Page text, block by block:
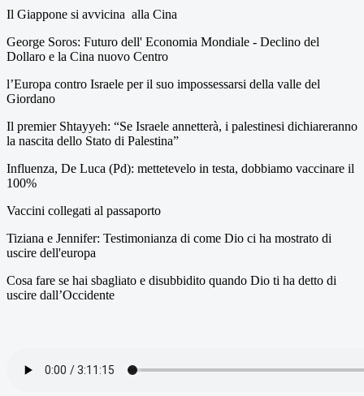
Il Giappone si avvicina alla Cina
George Soros: Futuro dell' Economia Mondiale - Declino del
Dollaro e la Cina nuovo Centro
l’Europa contro Israele per il suo impossessarsi della valle del
Giordano
Il premier Shtayyeh: “Se Israele annetterà, i palestinesi dichiareranno
la nascita dello Stato di Palestina”
Influenza, De Luca (Pd): mettetevelo in testa, dobbiamo vaccinare il
100%
Vaccini collegati al passaporto
Tiziana e Jennifer: Testimonianza di come Dio ci ha mostrato di
uscire dell'europa
Cosa fare se hai sbagliato e disubbidito quando Dio ti ha detto di
uscire dall’Occidente